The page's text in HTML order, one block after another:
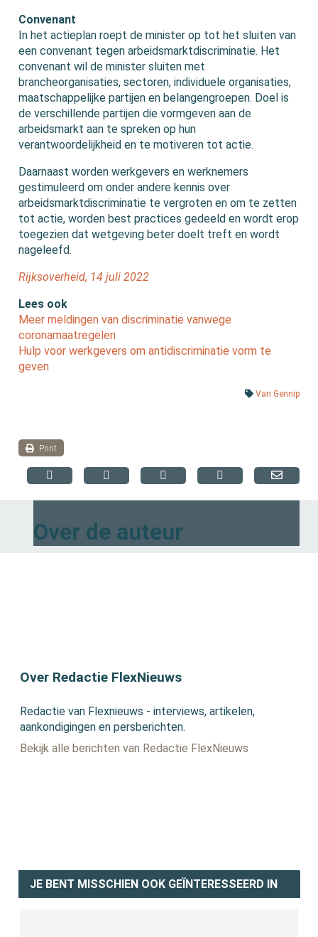
Convenant
In het actieplan roept de minister op tot het sluiten van
een convenant tegen arbeidsmarktdiscriminatie. Het
convenant wil de minister sluiten met
brancheorganisaties, sectoren, individuele organisaties,
maatschappelijke partijen en belangengroepen. Doel is
de verschillende partijen die vormgeven aan de
arbeidsmarkt aan te spreken op hun
verantwoordelijkheid en te motiveren tot actie.
Daarnaast worden werkgevers en werknemers
gestimuleerd om onder andere kennis over
arbeidsmarktdiscriminatie te vergroten en om te zetten
tot actie, worden best practices gedeeld en wordt erop
toegezien dat wetgeving beter doelt treft en wordt
nageleefd.
Rijksoverheid, 14 juli 2022
Lees ook
Meer meldingen van discriminatie vanwege
coronamaatregelen
Hulp voor werkgevers om antidiscriminatie vorm te
geven
Van Gennip
Print
Over de auteur
Over Redactie FlexNieuws
Redactie van Flexnieuws - interviews, artikelen,
aankondigingen en persberichten.
Bekijk alle berichten van Redactie FlexNieuws
JE BENT MISSCHIEN OOK GEÏNTERESSEERD IN